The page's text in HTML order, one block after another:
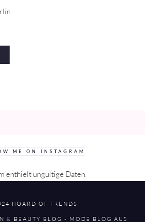
ME ON INSTAGRAM
enthielt ungültige Daten.
HOARD OF TRENDS
& BEAUTY BLOG - MODE BLOG AUS